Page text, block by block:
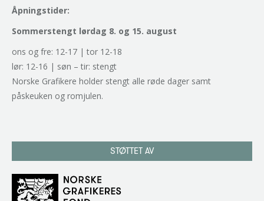
Åpningstider:
Sommerstengt lørdag 8. og 15. august
ons og fre: 12-17 | tor 12-18
lør: 12-16 | søn – tir: stengt
Norske Grafikere holder stengt alle røde dager samt
påskeuken og romjulen.
STØTTET AV